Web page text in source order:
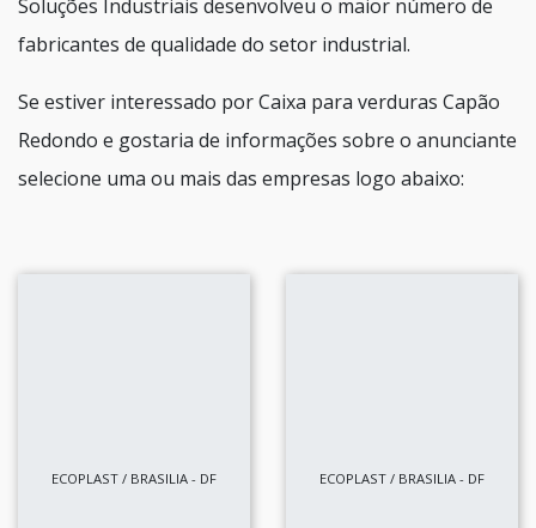
Soluções Industriais desenvolveu o maior número de
fabricantes de qualidade do setor industrial.
Se estiver interessado por Caixa para verduras Capão
Redondo e gostaria de informações sobre o anunciante
selecione uma ou mais das empresas logo abaixo:
ECOPLAST / BRASILIA - DF ECOPLAST / BRASILIA - DF